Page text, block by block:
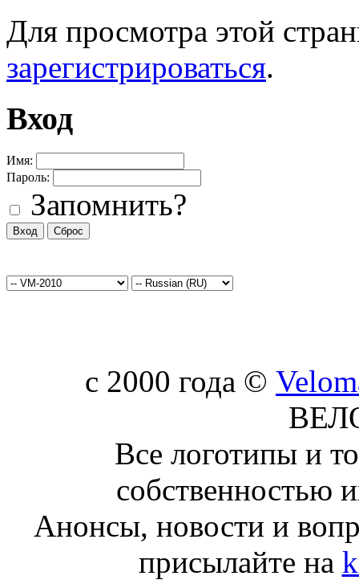
Для просмотра этой
зарегистрироваться.
Вход
Имя:
Пароль:
Запомнить?
c 2000 года ©
Все логотипы и
собственностью
Анонсы, новости и
присылайте на